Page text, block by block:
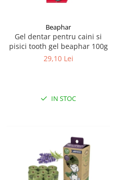
Beaphar
Gel dentar pentru caini si
pisici tooth gel beaphar 100g
29,10 Lei
IN STOC